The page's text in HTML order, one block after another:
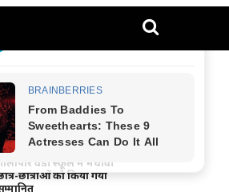
HALDWANI NEWS
वैंडी स्कूल में मेधावी
छात्राओं को किया गया